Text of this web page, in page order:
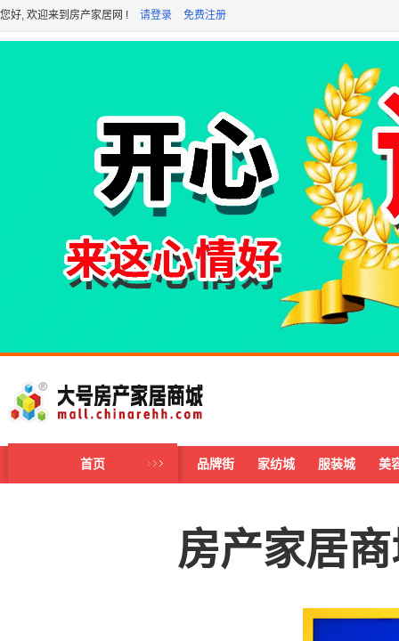
您好, 欢迎来到房产家居网 ! 请登录 免费注册
首页 品牌街 家纺城 服装城 美
房产家居